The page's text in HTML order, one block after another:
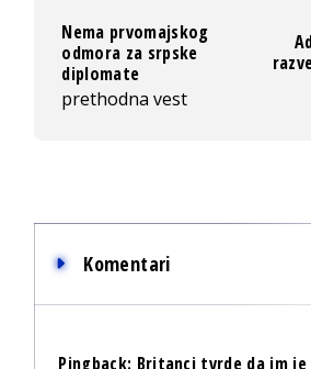
Nema prvomajskog
odmora za srpske
diplomate
prethodna vest
Komentari
Pingback: Britanci tvrde da im je